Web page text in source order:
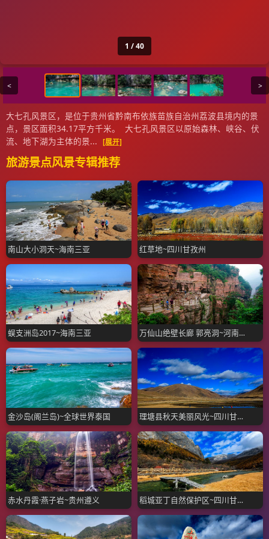
1 / 40
< >
大七孔风景区，是位于贵州省黔南布依族苗族自治州荔波县境内的景
点，景区面积34.17平方千米。 大七孔风景区以原始森林、峡谷、伏
流、地下湖为主体的景...
[展开]
旅游景点风景专辑推荐
南山大小洞天~海南三亚 红草地~四川甘孜州
蜈支洲岛2017~海南三亚 万仙山绝壁长廊 郭亮洞~河南新乡
金沙岛(阁兰岛)~全球世界泰国 理塘县秋天美丽风光~四川甘孜州
赤水丹霞·燕子岩~贵州遵义 稻城亚丁自然保护区~四川甘孜州